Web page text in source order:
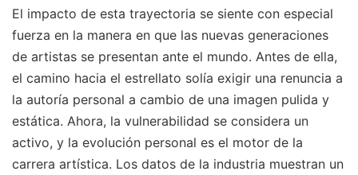
El impacto de esta trayectoria se siente con especial
fuerza en la manera en que las nuevas generaciones
de artistas se presentan ante el mundo. Antes de ella,
el camino hacia el estrellato solía exigir una renuncia a
la autoría personal a cambio de una imagen pulida y
estática. Ahora, la vulnerabilidad se considera un
activo, y la evolución personal es el motor de la
carrera artística. Los datos de la industria muestran un